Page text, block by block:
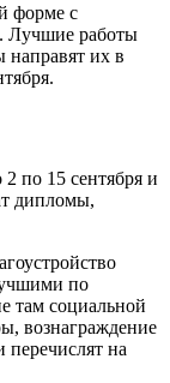
форме с
Лучшие работы
их в
по 15 сентября и
дипломы,
по
там социальной
вознаграждение
перечислят на